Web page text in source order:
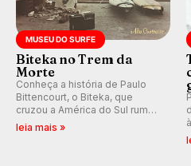
MUSEU DO SURFE
Biteka no Trem da
Morte
Conheça a história de Paulo
Bittencourt, o Biteka, que
cruzou a América do Sul rumo
ao Pacífico em uma jornada
leia mais »